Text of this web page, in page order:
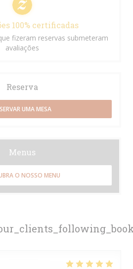
100% certificadas
fizeram reservas submeteram
avaliações
Reserva
UMA MESA
Menus
O NOSSO MENU